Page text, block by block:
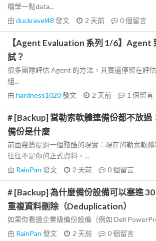
檔學一點data...
由 duckravel48 發文 2 天前 0個留言
【Agent Evaluation 系列 1/6】Agent
試？
很多團隊評估 Agent 的方法，其實還停留在評
組...
由 hardness1020發文 2 天前 1 個留言
# [Backup] 當勒索軟體連備份都不放過
備份是什麼
前面幾篇提過一個殘酷的現實：現在的勒索軟
往往不是你的正式資料，...
由 RainPan 發文 2 天前 0個留言
# [Backup] 為什麼備份設備可以塞進
重複資料刪除（Deduplication）
如果你看過企業級備份設備（例如 Dell
由 RainPan 發文 2 天前 0個留言